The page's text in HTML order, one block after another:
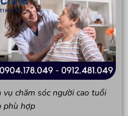
chăm sóc người cao tuổi
phù hợp